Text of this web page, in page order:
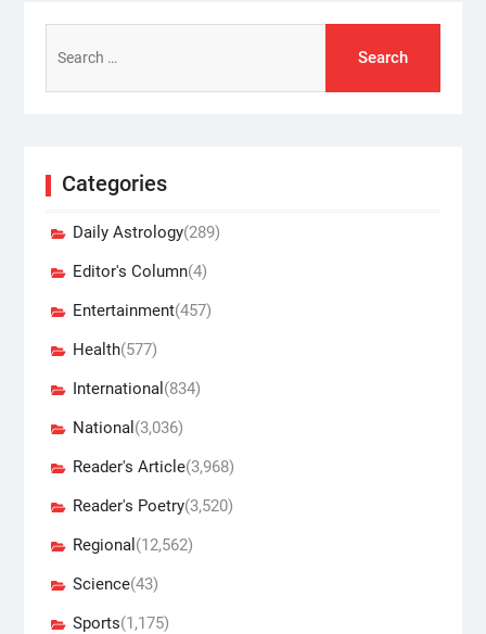
for:
Categories
Daily Astrology(289)
Editor's Column(4)
Entertainment(457)
Health(577)
International (834)
National (3,036)
Reader's Article(3,968)
Reader's Poetry(3,520)
Regional (12,562)
Science(43)
Sports(1,175)